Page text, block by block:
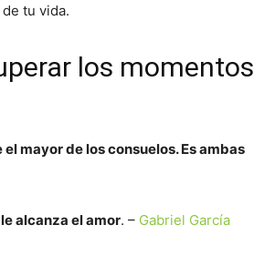
tu vida.
los momentos
mayor de los consuelos. Es ambas
alcanza el amor. – Gabriel García